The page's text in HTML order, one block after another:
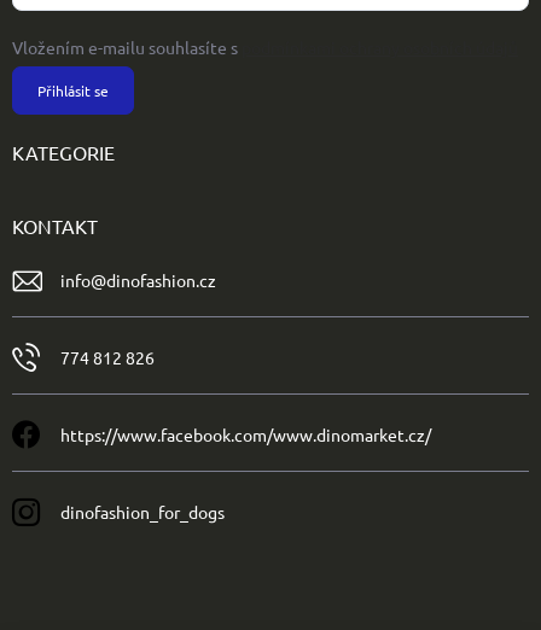
Vložením e-mailu souhlasíte s
Přihlásit se
KATEGORIE
KONTAKT
info@dinofashion.cz
774 812 826
https://www.facebook.com/www.dinomarket.cz/
dinofashion_for_dogs